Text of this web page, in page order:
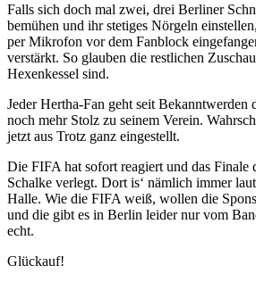
Falls sich doch mal zwei, drei Berliner
bemühen und ihr stetiges Nörgeln
per Mikrofon vor dem Fanblock
verstärkt. So glauben die restlichen
Hexenkessel sind.
Jeder Hertha-Fan geht seit Bekanntwerden
noch mehr Stolz zu seinem Verein.
jetzt aus Trotz ganz eingestellt.
Die FIFA hat sofort reagiert und das
Schalke verlegt. Dort is‘ nämlich immer
Halle. Wie die FIFA weiß, wollen die
und die gibt es in Berlin leider nur vom
echt.
Glückauf!